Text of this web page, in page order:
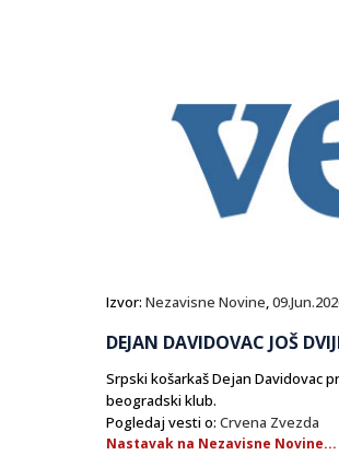
Izvor: Nezavisne Novine,
DEJAN DAVIDOVAC JOŠ
Srpski košarkaš Dejan Davidovac
beogradski klub.
Pogledaj vesti o: Crvena Zvezda
Nastavak na Nezavisne Novine...